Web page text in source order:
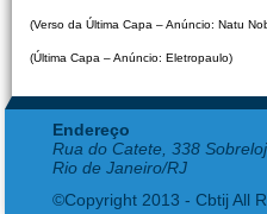
(Verso da Última Capa – Anúncio: Natu
(Última Capa – Anúncio: Eletropaulo)
Endereço
Rua do Catete, 338
Rio de Janeiro/RJ
©Copyright 2013 - Cbtij All